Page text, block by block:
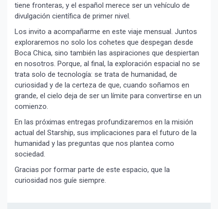
tiene fronteras, y el español merece ser un vehículo de
divulgación científica de primer nivel.
Los invito a acompañarme en este viaje mensual. Juntos
exploraremos no solo los cohetes que despegan desde
Boca Chica, sino también las aspiraciones que despiertan
en nosotros. Porque, al final, la exploración espacial no se
trata solo de tecnología: se trata de humanidad, de
curiosidad y de la certeza de que, cuando soñamos en
grande, el cielo deja de ser un límite para convertirse en un
comienzo.
En las próximas entregas profundizaremos en la misión
actual del Starship, sus implicaciones para el futuro de la
humanidad y las preguntas que nos plantea como
sociedad.
Gracias por formar parte de este espacio, que la
curiosidad nos guíe siempre.